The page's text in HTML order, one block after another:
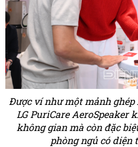
Được ví như một mảnh ghép
LG PuriCare AeroSpeaker
không gian mà còn đặc
phòng ngủ có diện